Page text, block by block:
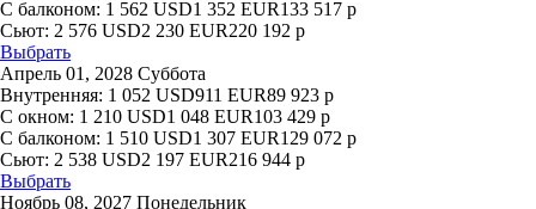
С балконом: 1 562 USD1 352 EUR133 517 р
Сьют: 2 576 USD2 230 EUR220 192 р
Выбрать
Апрель 01, 2028 Суббота
Внутренняя: 1 052 USD911 EUR89 923 р
С окном: 1 210 USD1 048 EUR103 429 р
С балконом: 1 510 USD1 307 EUR129 072 р
Сьют: 2 538 USD2 197 EUR216 944 р
Выбрать
Ноябрь 08, 2027 Понедельник